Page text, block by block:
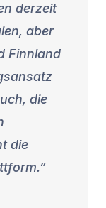
derzeit
aber
Finnland
die
die